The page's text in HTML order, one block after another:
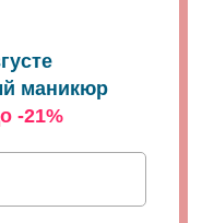
маникюр
-21%